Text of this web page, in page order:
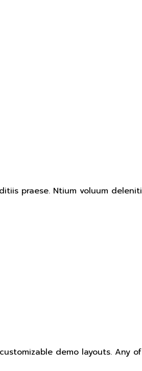
praese. Ntium voluum
demo layouts. Any